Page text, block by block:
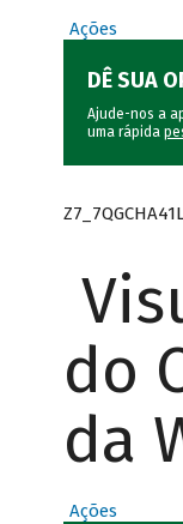
Ações
DÊ SUA
Ajude-nos a
uma rápida
do
da
Ações